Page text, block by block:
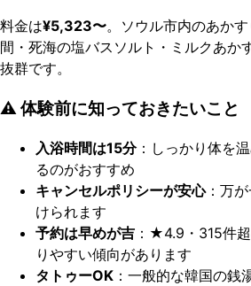
料金は¥5,323〜。ソウル市内のあか
間・死海の塩バスソルト・ミルクあか
抜群です。
⚠️ 体験前に知っておきたいこと
入浴時間は15分：しっかり体を
るのがおすすめ
キャンセルポリシーが安心：万
けられます
予約は早めが吉 ：★4.9・315件
りやすい傾向があります
タトゥーOK ：一般的な韓国の